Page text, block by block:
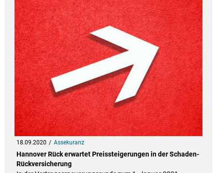
18.09.2020 Assekuranz
Hannover Rück erwartet Preissteigerungen in der Schaden-
Rückversicherung